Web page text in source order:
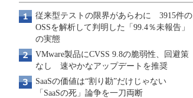
従来型テストの限界があらわに 3915件の
OSSを解析して判明した「99.4％未報告」
の実態
VMware製品にCVSS 9.8の脆弱性、回避策
なし 速やかなアップデートを推奨
SaaSの価値は“割り勘”だけじゃない
「SaaSの死」論争を一刀両断